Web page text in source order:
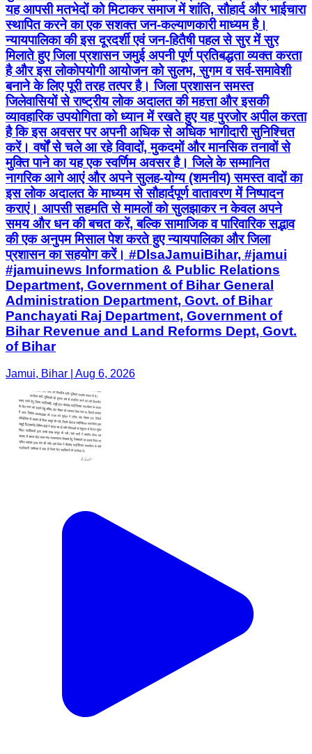
यह आपसी मतभेदों को मिटाकर समाज में शांति, सौहार्द और भाईचारा
स्थापित करने का एक सशक्त जन-कल्याणकारी माध्यम है।
न्यायपालिका की इस दूरदर्शी एवं जन-हितैषी पहल से सुर में सुर
मिलाते हुए जिला प्रशासन जमुई अपनी पूर्ण प्रतिबद्धता व्यक्त करता
है और इस लोकोपयोगी आयोजन को सुलभ, सुगम व सर्व-समावेशी
बनाने के लिए पूरी तरह तत्पर है। जिला प्रशासन समस्त
जिलेवासियों से राष्ट्रीय लोक अदालत की महत्ता और इसकी
व्यावहारिक उपयोगिता को ध्यान में रखते हुए यह पुरजोर अपील करता
है कि इस अवसर पर अपनी अधिक से अधिक भागीदारी सुनिश्चित
करें। वर्षों से चले आ रहे विवादों, मुकदमों और मानसिक तनावों से
मुक्ति पाने का यह एक स्वर्णिम अवसर है। जिले के सम्मानित
नागरिक आगे आएं और अपने सुलह-योग्य (शमनीय) समस्त वादों का
इस लोक अदालत के माध्यम से सौहार्दपूर्ण वातावरण में निष्पादन
कराएं। आपसी सहमति से मामलों को सुलझाकर न केवल अपने
समय और धन की बचत करें, बल्कि सामाजिक व पारिवारिक सद्भाव
की एक अनुपम मिसाल पेश करते हुए न्यायपालिका और जिला
प्रशासन का सहयोग करें। #DlsaJamuiBihar, #jamui
#jamuinews Information & Public Relations
Department, Government of Bihar General
Administration Department, Govt. of Bihar
Panchayati Raj Department, Government of
Bihar Revenue and Land Reforms Dept, Govt.
of Bihar
Jamui, Bihar | Aug 6, 2026